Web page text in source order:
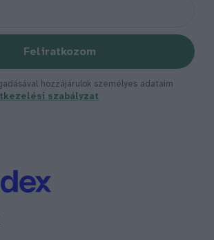
Feliratkozom
hozzájárulok személyes adataim
szabályzat